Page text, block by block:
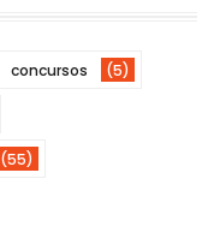
concursos (5)
(55)